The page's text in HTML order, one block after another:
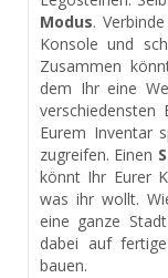
Modus.
Konsole und
Zusammen
dem Ihr eine
Eurem Inventar
zugreifen. Einen
könnt Ihr Eurer
was ihr wollt.
eine ganze
dabei auf
bauen.